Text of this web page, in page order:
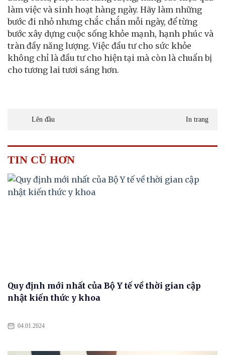
làm việc và sinh hoạt hàng ngày. Hãy làm những
bước đi nhỏ nhưng chắc chắn mỗi ngày, để từng
bước xây dựng cuộc sống khỏe mạnh, hạnh phúc và
tràn đầy năng lượng. Việc đầu tư cho sức khỏe
không chỉ là đầu tư cho hiện tại mà còn là chuẩn bị
cho tương lai tươi sáng hơn.
Lên đầu In trang
TIN CŨ HƠN
Quy định mới nhất của Bộ Y tế về thời gian cập
nhật kiến thức y khoa
04.01.2024